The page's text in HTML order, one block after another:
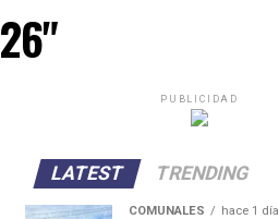
PUBLICIDAD
LATEST TRENDING
COMUNALES hace 1 día